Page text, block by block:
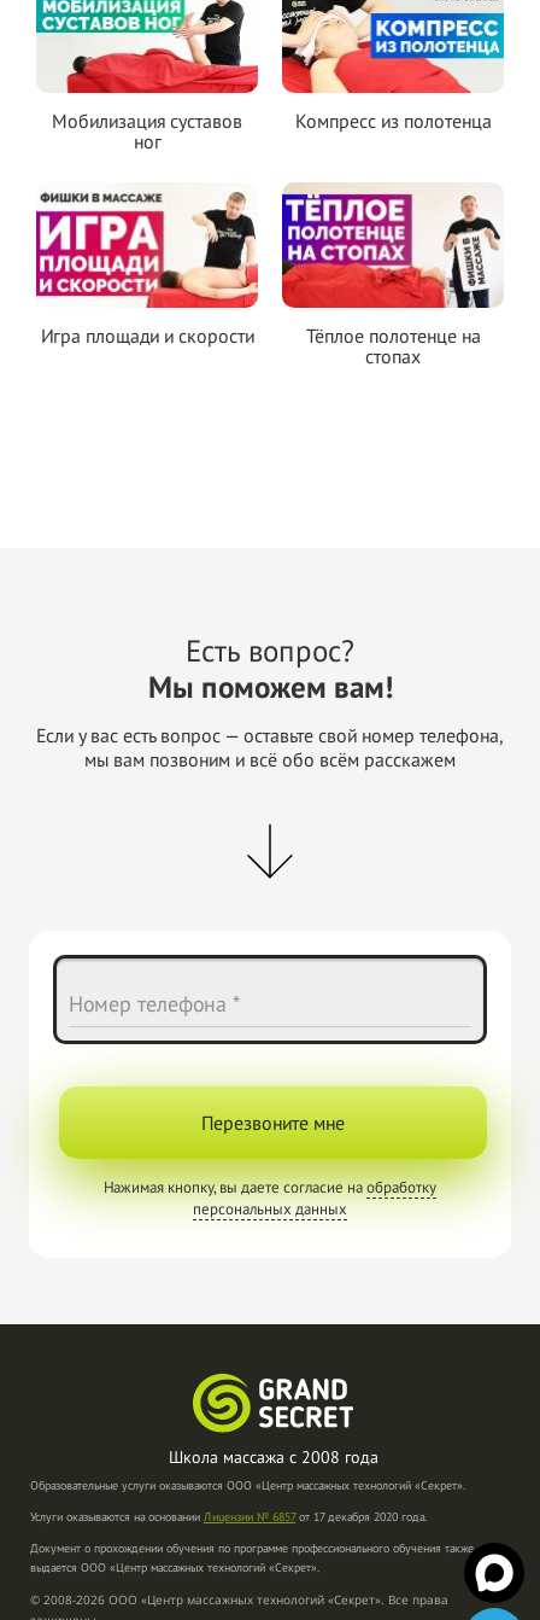
Мобилизация суставов
ног
Компресс из полотенца
Игра площади и скорости
Тёплое полотенце на
стопах
Есть вопрос?
Мы поможем вам!
Если у вас есть вопрос — оставьте свой номер телефона,
мы вам позвоним и всё обо всём расскажем
Номер телефона *
Перезвоните мне
Нажимая кнопку, вы даете согласие наобработку
персональных данных
Школа массажа с 2008 года
Образовательные услуги оказываются ООО «Центр массажных технологий «Секрет».
Услуги оказываются на основании Лицензии № 6857от 17 декабря 2020 года.
Документ о прохождении обучения по программе профессионального обучения также
выдается ООО «Центр массажных технологий «Секрет».
© 2008-2026 ООО «Центр массажных технологий «Секрет». Все права